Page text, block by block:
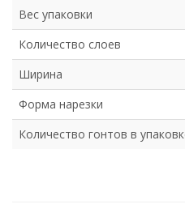
Вес упаковки
Количество слоев
Ширина
Форма нарезки
Количество гонтов в